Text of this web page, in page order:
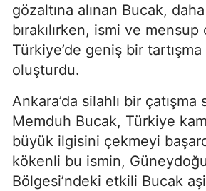
gözaltına alınan Bucak,
bırakılırken, ismi ve
Türkiye’de geniş bir
oluşturdu.
Ankara’da silahlı bir çatışma
Memduh Bucak, Türkiye
büyük ilgisini çekmeyi
kökenli bu ismin,
Bölgesi’ndeki etkili Bucak